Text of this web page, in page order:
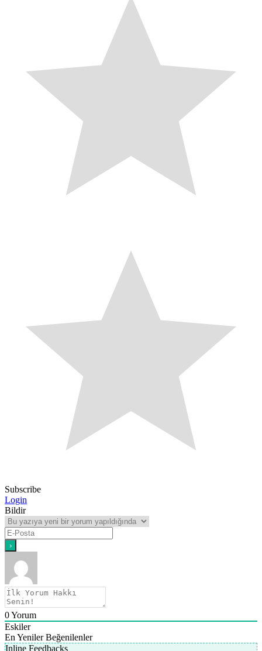
Subscribe
Login
Bildir
0Yorum
Eskiler
En Yeniler Beğenilenler
Inline Feedbacks